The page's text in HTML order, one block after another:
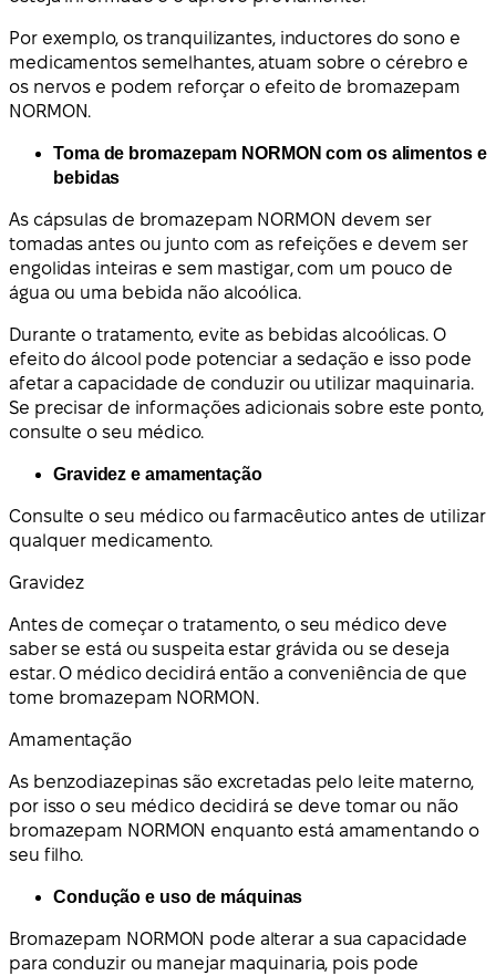
Por exemplo, os tranquilizantes, inductores do sono e
medicamentos semelhantes, atuam sobre o cérebro e
os nervos e podem reforçar o efeito de bromazepam
NORMON.
Toma de bromazepam NORMON com os alimentos e
bebidas
As cápsulas de bromazepam NORMON devem ser
tomadas antes ou junto com as refeições e devem ser
engolidas inteiras e sem mastigar, com um pouco de
água ou uma bebida não alcoólica.
Durante o tratamento, evite as bebidas alcoólicas. O
efeito do álcool pode potenciar a sedação e isso pode
afetar a capacidade de conduzir ou utilizar maquinaria.
Se precisar de informações adicionais sobre este ponto,
consulte o seu médico.
Gravidez e amamentação
Consulte o seu médico ou farmacêutico antes de utilizar
qualquer medicamento.
Gravidez
Antes de começar o tratamento, o seu médico deve
saber se está ou suspeita estar grávida ou se deseja
estar. O médico decidirá então a conveniência de que
tome bromazepam NORMON.
Amamentação
As benzodiazepinas são excretadas pelo leite materno,
por isso o seu médico decidirá se deve tomar ou não
bromazepam NORMON enquanto está amamentando o
seu filho.
Condução e uso de máquinas
Bromazepam NORMON pode alterar a sua capacidade
para conduzir ou manejar maquinaria, pois pode